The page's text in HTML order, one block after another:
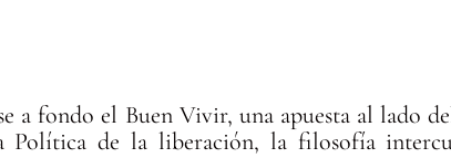
a fondo el Buen Vivir, una apuesta al lado
Política de la liberación, la filosofía